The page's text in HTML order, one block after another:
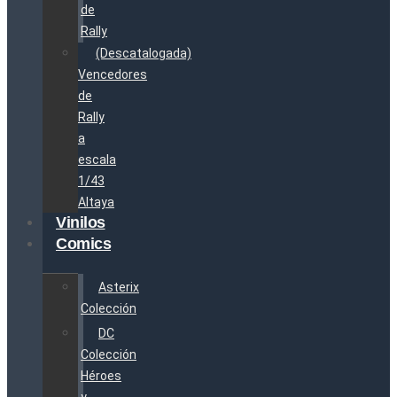
de
Rally
(Descatalogada)
Vencedores
de
Rally
a
escala
1/43
Altaya
Vinilos
Comics
Asterix
Colección
DC
Colección
Héroes